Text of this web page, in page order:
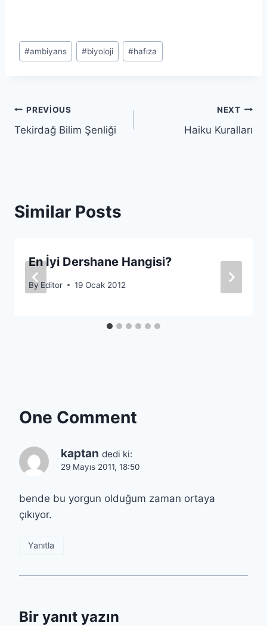
Post
Tags:
#ambiyans #biyoloji #hafıza
Yazı
gezinmesi
PREVIOUS
Tekirdağ Bilim Şenliği
NEXT
Haiku Kuralları
Similar Posts
En İyi Dershane Hangisi?
By Editor 19 Ocak 2012
One Comment
kaptan dedi ki:
29 Mayıs 2011, 18:50
bende bu yorgun olduğum zaman ortaya
çıkıyor.
Yanıtla
Bir yanıt yazın